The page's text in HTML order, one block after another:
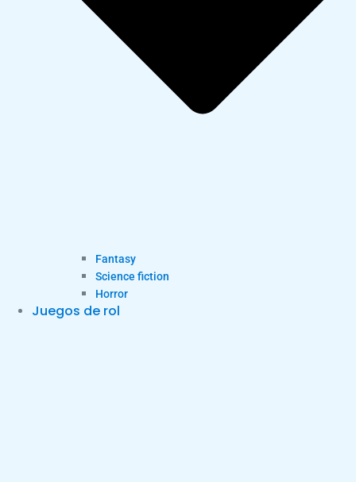
Fantasy
Science fiction
Horror
Juegos de rol